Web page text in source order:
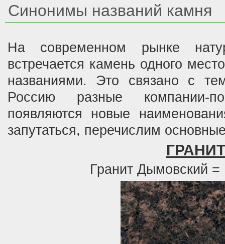
Синонимы названий камня
На современном рынке
встречается камень одного
названиями. Это связано с
Россию разные компании-
появляются новые
запутаться, перечислим
ГРАНИТ
Гранит Дымовский